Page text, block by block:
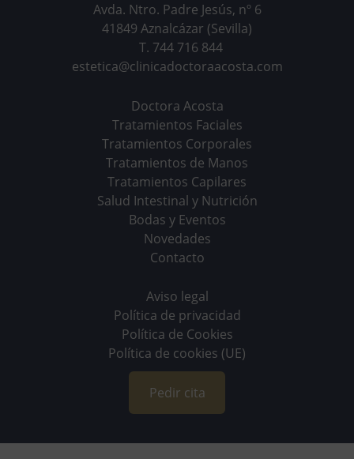
Avda. Ntro. Padre Jesús, nº 6
41849 Aznalcázar (Sevilla)
T. 744 716 844
estetica@clinicadoctoraacosta.com
Doctora Acosta
Tratamientos Faciales
Tratamientos Corporales
Tratamientos de Manos
Tratamientos Capilares
Salud Intestinal y Nutrición
Bodas y Eventos
Novedades
Contacto
Aviso legal
Política de privacidad
Política de Cookies
Política de cookies (UE)
Pedir cita